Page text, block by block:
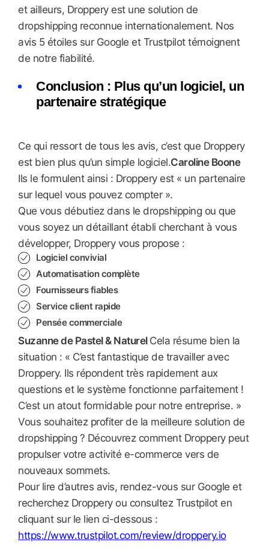
et ailleurs, Droppery est une solution de
dropshipping reconnue internationalement. Nos
avis 5 étoiles sur Google et Trustpilot témoignent
de notre fiabilité.
Conclusion : Plus qu’un logiciel, un
partenaire stratégique
Ce qui ressort de tous les avis, c’est que Droppery
est bien plus qu’un simple logiciel.Caroline Boone
Ils le formulent ainsi : Droppery est « un partenaire
sur lequel vous pouvez compter ».
Que vous débutiez dans le dropshipping ou que
vous soyez un détaillant établi cherchant à vous
développer, Droppery vous propose :
Logiciel convivial
Automatisation complète
Fournisseurs fiables
Service client rapide
Pensée commerciale
Suzanne de Pastel & Naturel Cela résume bien la
situation : « C’est fantastique de travailler avec
Droppery. Ils répondent très rapidement aux
questions et le système fonctionne parfaitement !
C’est un atout formidable pour notre entreprise. »
Vous souhaitez profiter de la meilleure solution de
dropshipping ? Découvrez comment Droppery peut
propulser votre activité e-commerce vers de
nouveaux sommets.
Pour lire d’autres avis, rendez-vous sur Google et
recherchez Droppery ou consultez Trustpilot en
cliquant sur le lien ci-dessous :
https://www.trustpilot.com/review/droppery.io